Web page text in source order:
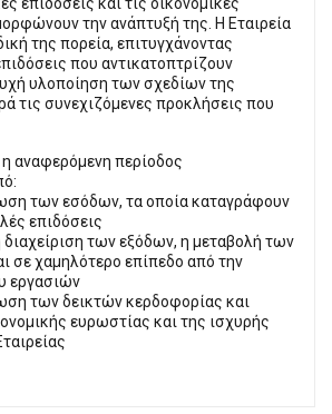
την ανάπτυξή της. Η Εταιρεία
της πορεία, επιτυγχάνοντας
που αντικατοπτρίζουν
υλοποίηση των σχεδίων της
τις συνεχιζόμενες προκλήσεις που
η αναφερόμενη περίοδος
των εσόδων, τα οποία καταγράφουν
επιδόσεις
των εξόδων, η μεταβολή των
σε χαμηλότερο επίπεδο από την
εργασιών
των δεικτών κερδοφορίας και
ευρωστίας και της ισχυρής